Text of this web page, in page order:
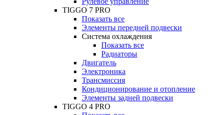
TIGGO 7 PRO
Показать все
Элементы передней подвески
Система охлаждения
Показать все
Радиаторы
Двигатель
Электроника
Трансмиссия
Кондиционирование и отопление
Элементы задней подвески
TIGGO 4 PRO